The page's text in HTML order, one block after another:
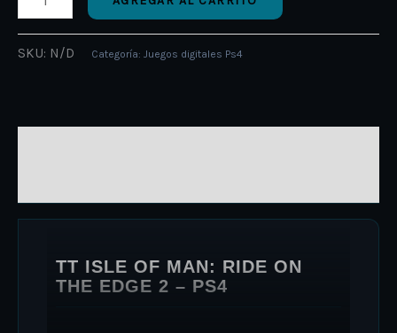
SKU: N/D Categoría: Juegos digitales Ps4
TT ISLE OF MAN: RIDE ON
THE EDGE 2 – PS4